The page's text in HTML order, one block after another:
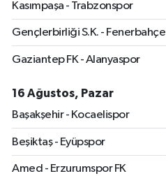
Kasımpaşa - Trabzonspor
Gençlerbirliği S.K. - Fenerbahçe
Gaziantep FK - Alanyaspor
16 Ağustos, Pazar
Başakşehir - Kocaelispor
Beşiktaş - Eyüpspor
Amed - Erzurumspor FK